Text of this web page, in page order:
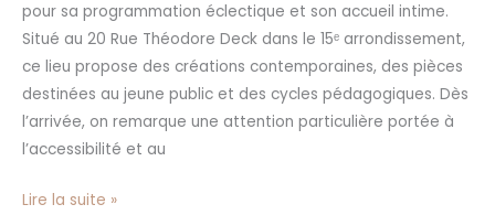
pour sa programmation éclectique et son accueil intime.
Situé au 20 Rue Théodore Deck dans le 15ᵉ arrondissement,
ce lieu propose des créations contemporaines, des pièces
destinées au jeune public et des cycles pédagogiques. Dès
l’arrivée, on remarque une attention particulière portée à
l’accessibilité et au
Lire la suite »